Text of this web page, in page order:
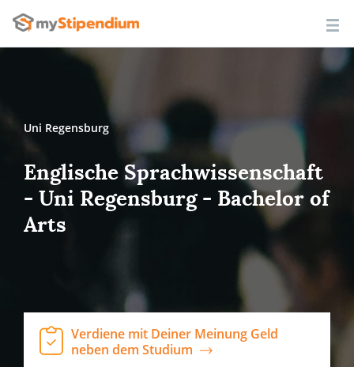
Uni Regensburg
Englische Sprachwissenschaft
- Uni Regensburg - Bachelor of
Arts
Verdiene mit Deiner Meinung Geld
neben dem Studium